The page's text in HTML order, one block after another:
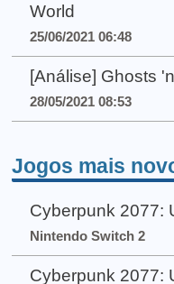
World
25/06/2021 06:48
[Análise] Ghosts
28/05/2021 08:53
Jogos mais
Cyberpunk 2077:
Nintendo Switch 2
Cyberpunk 2077: